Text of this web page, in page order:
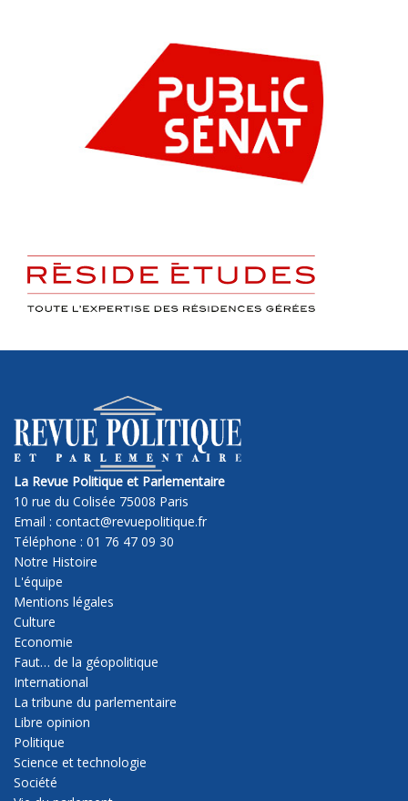
La Revue Politique et Parlementaire
10 rue du Colisée 75008 Paris
Email : contact@revuepolitique.fr
Téléphone : 01 76 47 09 30
Notre Histoire
L'équipe
Mentions légales
Culture
Economie
Faut… de la géopolitique
International
La tribune du parlementaire
Libre opinion
Politique
Science et technologie
Société